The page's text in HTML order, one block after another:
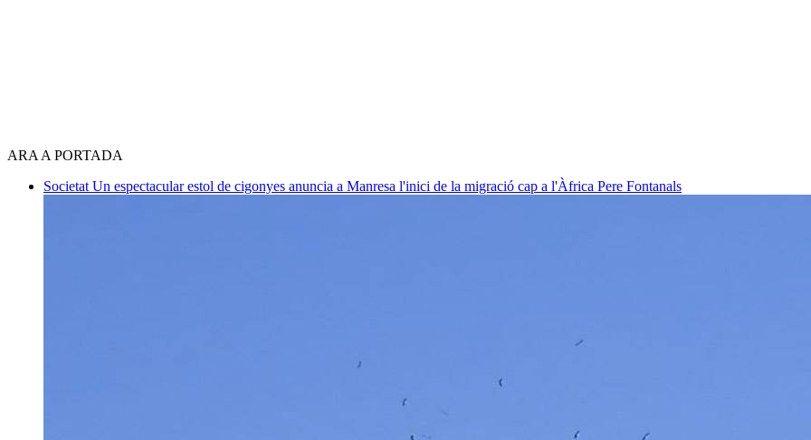
ARA A PORTADA
Societat Un espectacular estol de cigonyes anuncia a Manresa l'inici de la migració cap a l'Àfrica Pere Fontanals